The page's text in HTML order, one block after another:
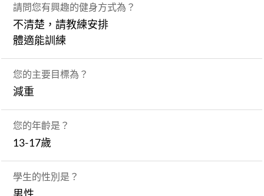
請問您有興趣的健身方式為？
不清楚，請教練安排
體適能訓練
您的主要目標為？
減重
您的年齡是？
13-17歲
學生的性別是？